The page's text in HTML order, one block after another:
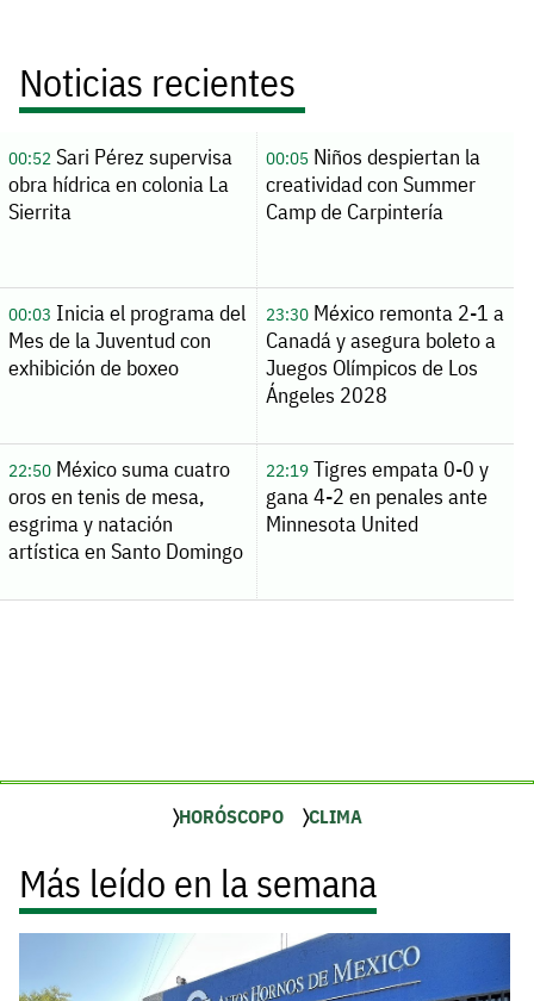
Noticias recientes
00:52Sari Pérez supervisa
obra hídrica en colonia La
Sierrita
00:05Niños despiertan la
creatividad con Summer
Camp de Carpintería
00:03 Inicia el programa del
Mes de la Juventud con
exhibición de boxeo
23:30México remonta 2-1 a
Canadá y asegura boleto a
Juegos Olímpicos de Los
Ángeles 2028
22:50México suma cuatro
oros en tenis de mesa,
esgrima y natación
artística en Santo Domingo
22:19Tigres empata 0-0 y
gana 4-2 en penales ante
Minnesota United
HORÓSCOPO CLIMA
Más leído en la semana